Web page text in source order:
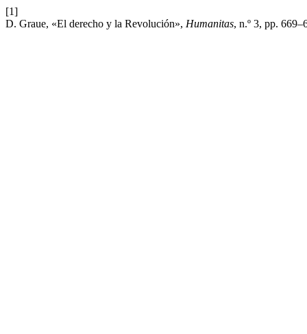
[1]
D. Graue, «El derecho y la Revolución», Humanitas, n.º 3, pp.